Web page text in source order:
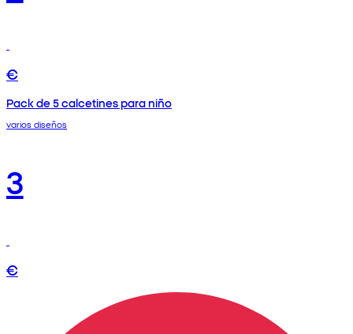
€
Pack de 5 calcetines para niño
varios diseños
3
€